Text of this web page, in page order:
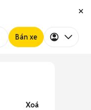
Bán xe
Xoá